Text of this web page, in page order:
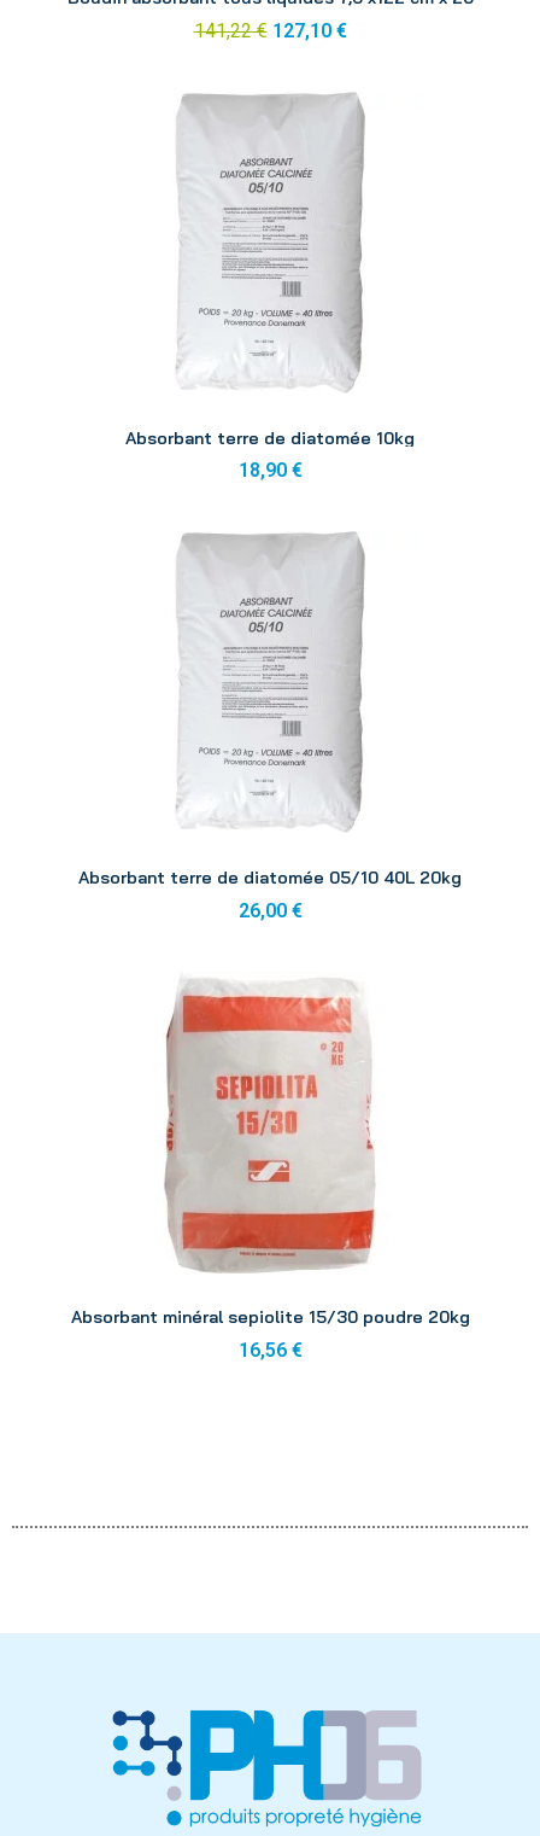
141,22 € 127,10 €
Absorbant terre de diatomée 10kg
18,90 €
Absorbant terre de diatomée 05/10 40L 20kg
26,00 €
Absorbant minéral sepiolite 15/30 poudre 20kg
16,56 €